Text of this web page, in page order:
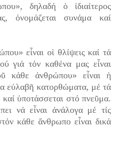
δηλαδή ὁ ἰδιαίτερος
ὀνομάζεται συνάμα καί
εἶναι οἱ θλίψεις καί τά
γιά τόν καθένα μας εἶναι
κάθε ἀνθρώπου» εἶναι ἡ
εὐλαβῆ κατορθώματα, μέ τά
ὑποτάσσεται στό πνεῦμα.
νά εἶναι ἀνάλογα μέ τίς
κάθε ἄνθρωπο εἶναι δικά